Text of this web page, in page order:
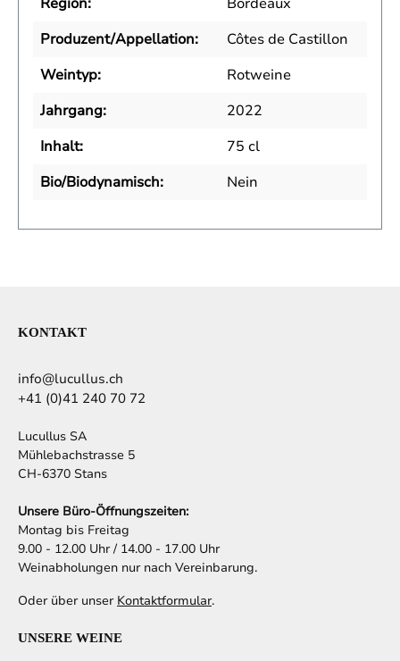
Produzent/Appellation:
Côtes de Castillon
Weintyp:
Rotweine
Jahrgang:
2022
Inhalt:
75 cl
Bio/Biodynamisch:
Nein
KONTAKT
info@lucullus.ch
+41 (0)41 240 70 72
Lucullus SA
Mühlebachstrasse 5
CH-6370 Stans
Unsere Büro-Öffnungszeiten:
Montag bis Freitag
9.00 - 12.00 Uhr / 14.00 - 17.00 Uhr
Weinabholungen nur nach Vereinbarung.
Oder über unser Kontaktformular.
UNSERE WEINE